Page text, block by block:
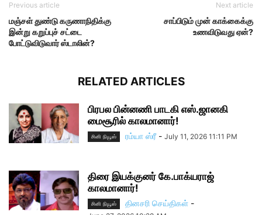
Previous article
மஞ்சள் துண்டு கருணாநிதிக்கு
இன்று கறுப்புச் சட்டை
போட்டுவிடுவார் ஸ்டாலின்?
Next article
சாப்பிடும் முன் காக்கைக்கு
உணவிடுவது ஏன்?
RELATED ARTICLES
பிரபல பின்னணி பாடகி எஸ்.ஜானகி
மைசூரில் காலமானார்!
சினி நியூஸ் ரம்யா ஸ்ரீ - July 11, 2026 11:11 PM
திரை இயக்குனர் கே.பாக்யராஜ்
காலமானார்!
சினி நியூஸ் தினசரி செய்திகள் -